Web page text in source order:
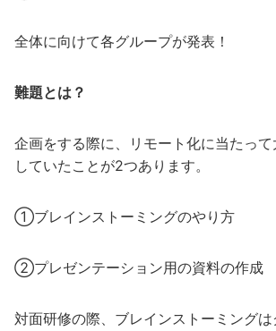
全体に向けて各グループが発表！
難題とは？
企画をする際に、リモート化に当たっ
していたことが2つあります。
①ブレインストーミングのやり方
②プレゼンテーション用の資料の作成
対面研修の際、ブレインストーミング